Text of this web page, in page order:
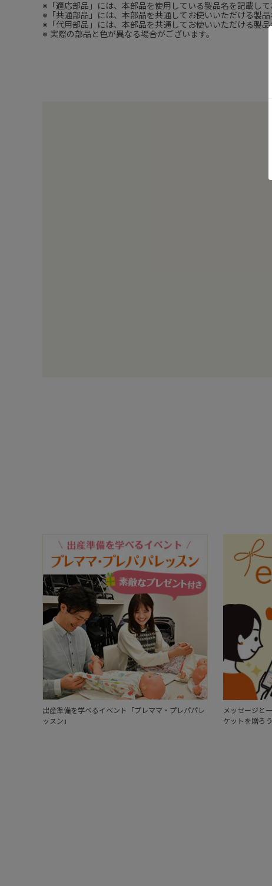
※「適応部品」には、本部品を使用している製品名を記載して
※「共通部品」には、本部品を共通してお使いいただける製品
※「代用部品」には、本部品を共通してお使いいただける製
※ 実際の部品と色が異なる場合がございます。
出産準備を学べるイベント「プレママ・プレパパレ
ッスン」
メッセージと
ケットを贈ろう